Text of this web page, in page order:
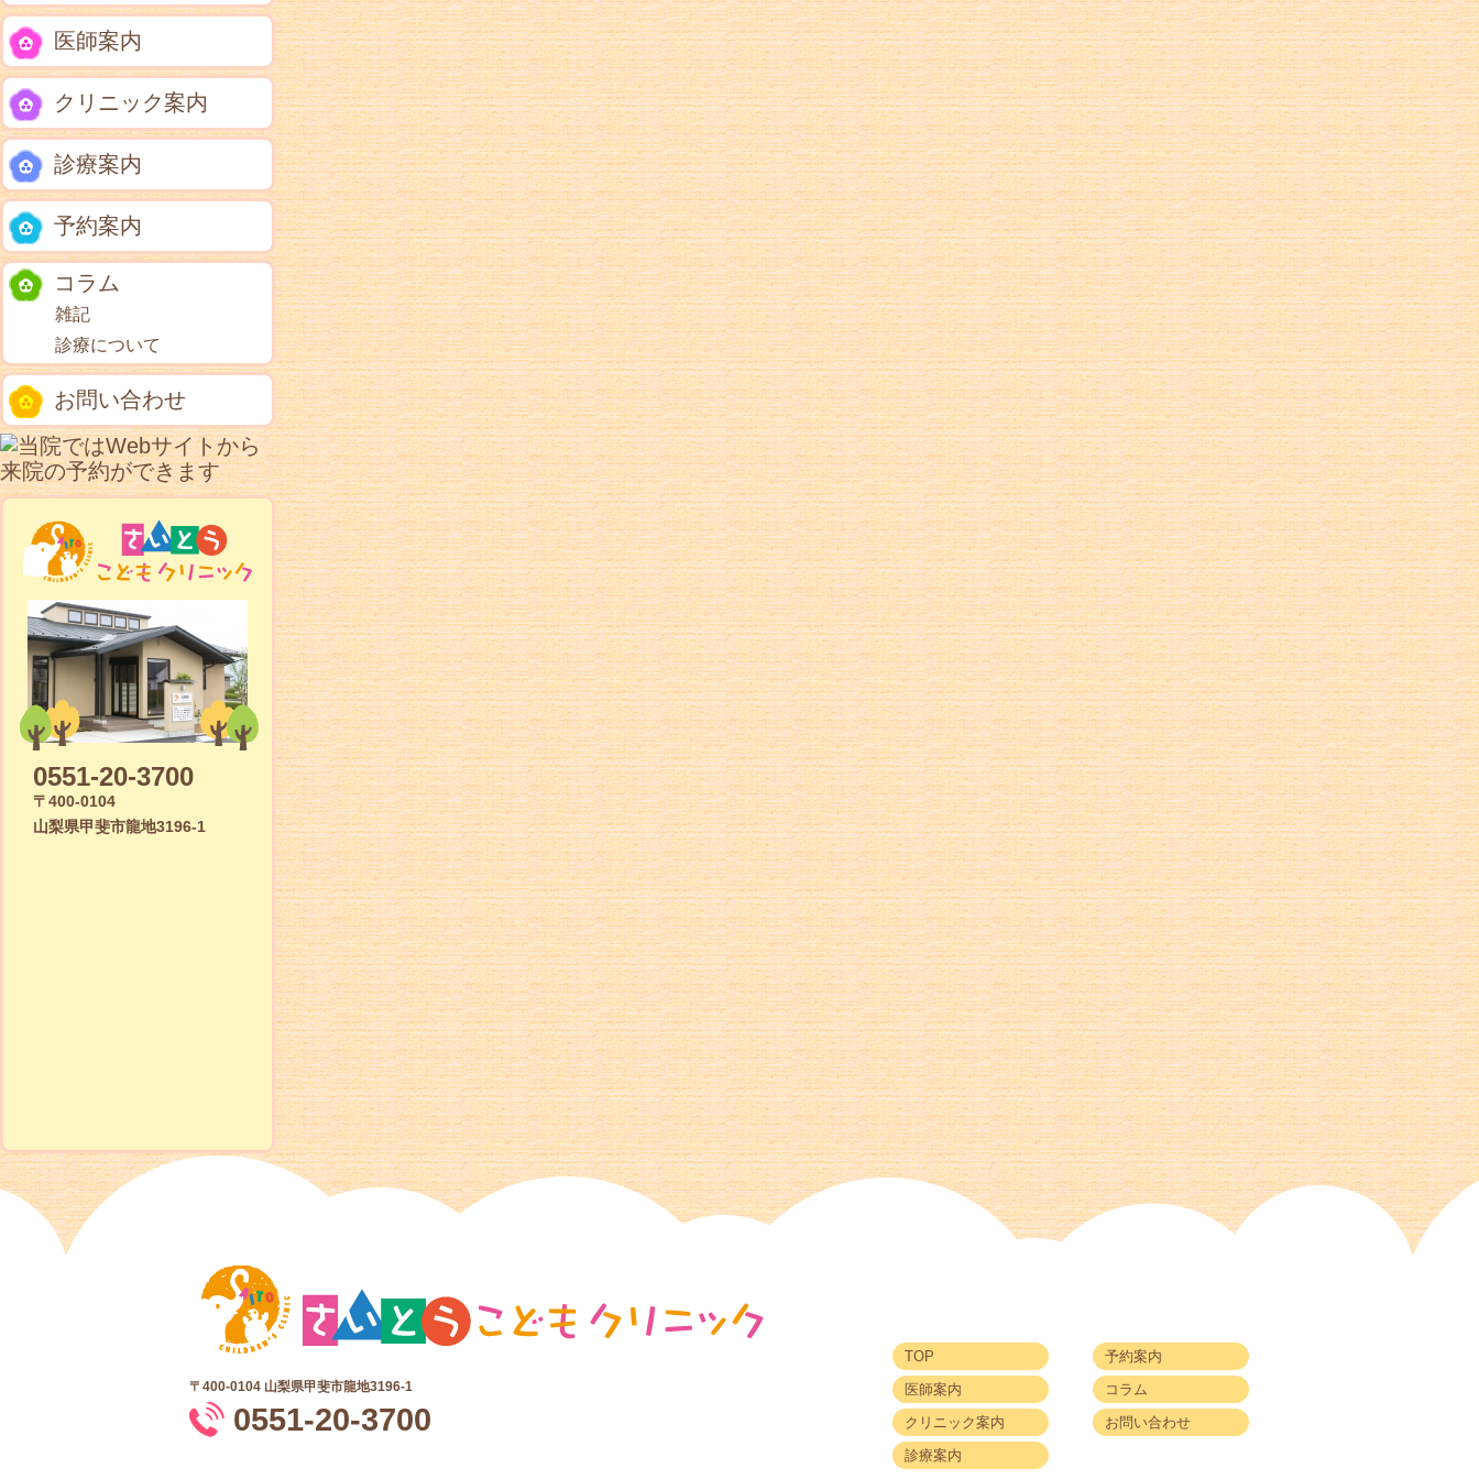
医師案内
クリニック案内
診療案内
予約案内
コラム
雑記
診療について
お問い合わせ
0551-20-3700
〒400-0104
山梨県甲斐市龍地3196-1
〒400-0104 山梨県甲斐市龍地3196-1
0551-20-3700
TOP
医師案内
クリニック案内
診療案内
予約案内
コラム
お問い合わせ